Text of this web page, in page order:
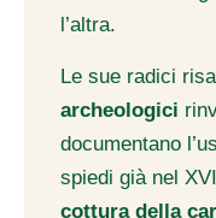
l’altra.
Le sue radici
archeologici
documentano
spiedi già nel
cottura della